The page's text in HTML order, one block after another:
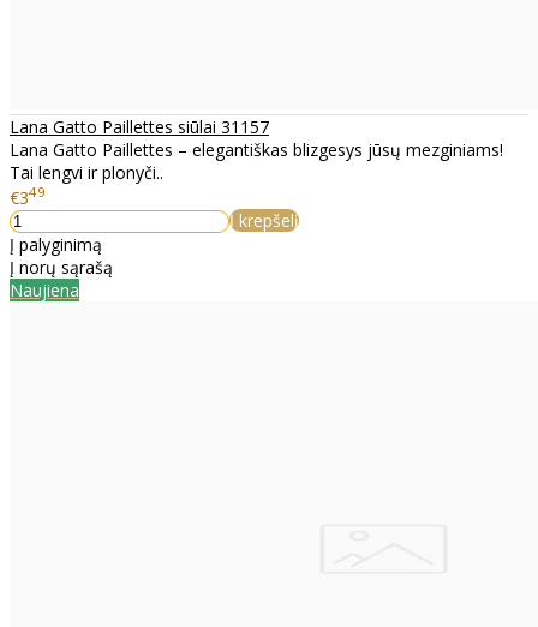
Lana Gatto Paillettes siūlai 31157
Lana Gatto Paillettes – elegantiškas blizgesys jūsų mezginiams!
Tai lengvi ir plonyči..
€349
Į krepšelį
Į palyginimą
Į norų sąrašą
Naujiena